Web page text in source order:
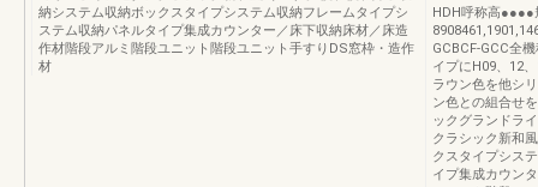
納システム収納ボックスタイプシステム収納フレームタイプシ
ステム収納パネルタイプ集成カウンター／床下収納床材／床造
作材階段アルミ階段ユニット階段ユニット手すりDS窓枠・造作
材
HDH呼称高●●●●
GCBCF-GCC全
イプにH09、12
ラウン色を他シ
ン色との組合せ
ックグランドラ
クラシック新和
クスタイプシス
イプ集成カウン